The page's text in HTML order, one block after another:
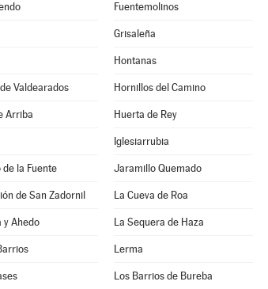
Fuentemolinos
Grisaleña
Hontanas
Valdearados Hornillos del Camino
Arriba Huerta de Rey
Iglesiarrubia
la Fuente Jaramillo Quemado
de San Zadornil La Cueva de Roa
y Ahedo La Sequera de Haza
Lerma
Los Barrios de Bureba